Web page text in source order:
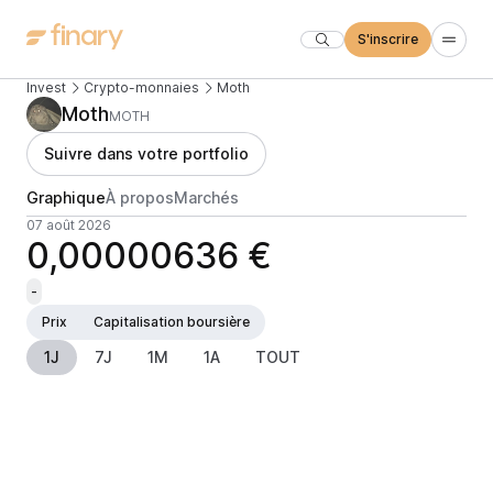
S'inscrire
Invest Crypto-monnaies Moth
MothMOTH
Suivre dans votre portfolio
GraphiqueÀ proposMarchés
07 août 2026
0,00000636 €
-
Prix
Capitalisation boursière
1J 7J 1M 1A TOUT